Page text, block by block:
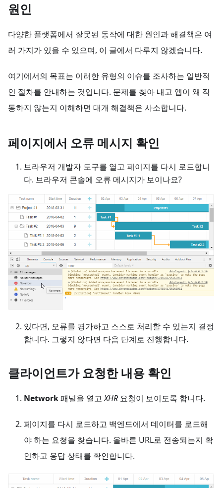
원인
다양한 플랫폼에서 잘못된 동작에 대한 원인과 해결책은 여
러 가지가 있을 수 있으며, 이 글에서 다루지 않겠습니다.
여기에서의 목표는 이러한 유형의 이슈를 조사하는 일반적
인 절차를 안내하는 것입니다. 문제를 찾아 내고 앱이 왜 작
동하지 않는지 이해하면 대개 해결책은 사소합니다.
페이지에서 오류 메시지 확인
브라우저 개발자 도구를 열고 페이지를 다시 로드합니
다. 브라우저 콘솔에 오류 메시지가 보이나요?
있다면, 오류를 평가하고 스스로 처리할 수 있는지 결정
합니다. 그렇지 않다면 다음 단계로 진행합니다.
클라이언트가 요청한 내용 확인
Network패널을 열고XHR 요청이 보이도록 합니다.
페이지를 다시 로드하고 백엔드에서 데이터를 로드해
야 하는 요청을 찾습니다. 올바른 URL로 전송되는지 확
인하고 응답 상태를 확인합니다.